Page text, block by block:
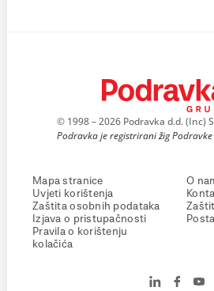
© 1998 – 2026 Podravka d.d. (Inc)
Podravka je registrirani žig Podravke
Mapa stranice
Uvjeti korištenja
Zaštita osobnih podataka
Izjava o pristupačnosti
Pravila o korištenju
kolačića
O